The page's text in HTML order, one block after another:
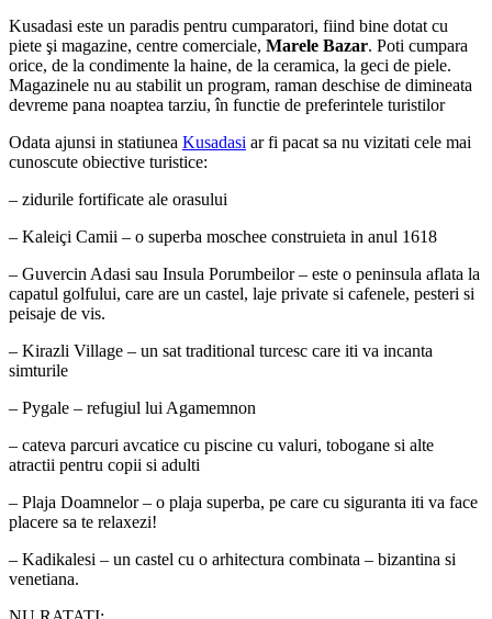
Kusadasi este un paradis pentru cumparatori, fiind bine dotat cu
piete şi magazine, centre comerciale, Marele Bazar. Poti cumpara
orice, de la condimente la haine, de la ceramica, la geci de piele.
Magazinele nu au stabilit un program, raman deschise de dimineata
devreme pana noaptea tarziu, în functie de preferintele turistilor
Odata ajunsi in statiunea Kusadasi ar fi pacat sa nu vizitati cele mai
cunoscute obiective turistice:
– zidurile fortificate ale orasului
– Kaleiçi Camii – o superba moschee construieta in anul 1618
– Guvercin Adasi sau Insula Porumbeilor – este o peninsula aflata la
capatul golfului, care are un castel, laje private si cafenele, pesteri si
peisaje de vis.
– Kirazli Village – un sat traditional turcesc care iti va incanta
simturile
– Pygale – refugiul lui Agamemnon
– cateva parcuri avcatice cu piscine cu valuri, tobogane si alte
atractii pentru copii si adulti
– Plaja Doamnelor – o plaja superba, pe care cu siguranta iti va face
placere sa te relaxezi!
– Kadikalesi – un castel cu o arhitectura combinata – bizantina si
venetiana.